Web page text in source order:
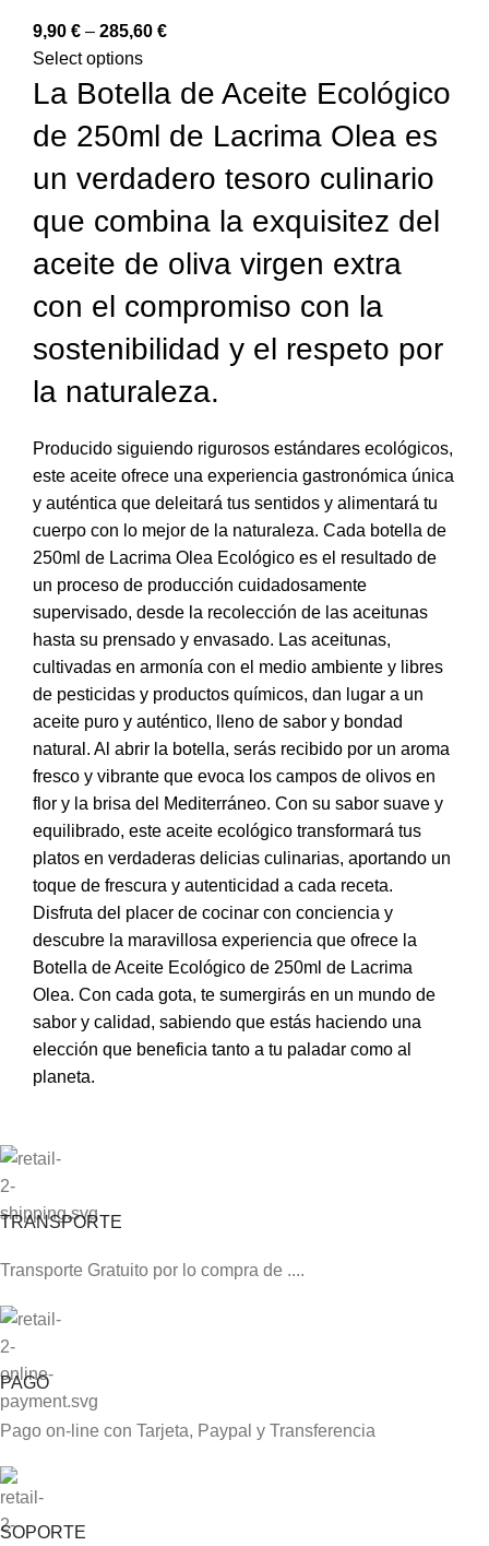
9,90 € – 285,60 €
Select options
La Botella de Aceite Ecológico
de 250ml de Lacrima Olea es
un verdadero tesoro culinario
que combina la exquisitez del
aceite de oliva virgen extra
con el compromiso con la
sostenibilidad y el respeto por
la naturaleza.
Producido siguiendo rigurosos estándares ecológicos,
este aceite ofrece una experiencia gastronómica única
y auténtica que deleitará tus sentidos y alimentará tu
cuerpo con lo mejor de la naturaleza. Cada botella de
250ml de Lacrima Olea Ecológico es el resultado de
un proceso de producción cuidadosamente
supervisado, desde la recolección de las aceitunas
hasta su prensado y envasado. Las aceitunas,
cultivadas en armonía con el medio ambiente y libres
de pesticidas y productos químicos, dan lugar a un
aceite puro y auténtico, lleno de sabor y bondad
natural. Al abrir la botella, serás recibido por un aroma
fresco y vibrante que evoca los campos de olivos en
flor y la brisa del Mediterráneo. Con su sabor suave y
equilibrado, este aceite ecológico transformará tus
platos en verdaderas delicias culinarias, aportando un
toque de frescura y autenticidad a cada receta.
Disfruta del placer de cocinar con conciencia y
descubre la maravillosa experiencia que ofrece la
Botella de Aceite Ecológico de 250ml de Lacrima
Olea. Con cada gota, te sumergirás en un mundo de
sabor y calidad, sabiendo que estás haciendo una
elección que beneficia tanto a tu paladar como al
planeta.
TRANSPORTE
Transporte Gratuito por lo compra de ....
PAGO
Pago on-line con Tarjeta, Paypal y Transferencia
SOPORTE